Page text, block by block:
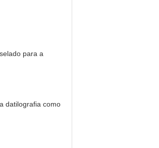
para a
datilografia como